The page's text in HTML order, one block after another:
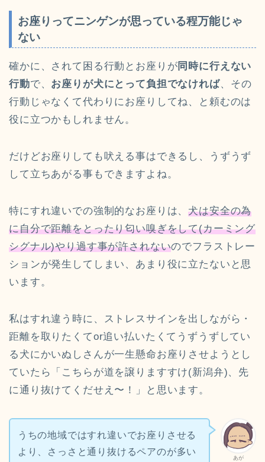
お座りってニンゲンが思っている程万能じゃ
ない
確かに、されて困る行動とお座りが同時に行えない
行動で、 お座りが犬にとって負担でなければ、その
行動じゃなくて代わりにお座りしてね、と頼むのは
役に立つかもしれません。
だけどお座りしても吠える事はできるし、うずうず
して立ちあがる事もできますよね。
特にすれ違いでの強制的なお座りは、犬は安全の為
に自分で距離をとったり匂い嗅ぎをして(カーミング
シグナル)やり過す事が許されないのでフラストレー
ションが発生してしまい、あまり役に立たないと思
います。
私はすれ違う時に、ストレスサインを出しながら・
距離を取りたくてor追い払いたくてうずうずしてい
る犬にかいぬしさんが一生懸命お座りさせようとし
ていたら「こちらが道を譲りますすけ(新潟弁)、先
に通り抜けてくだせえ〜！」と思います。
あが
うちの地域ではすれ違いでお座りさせる
より、さっさと通り抜けるペアのが多い